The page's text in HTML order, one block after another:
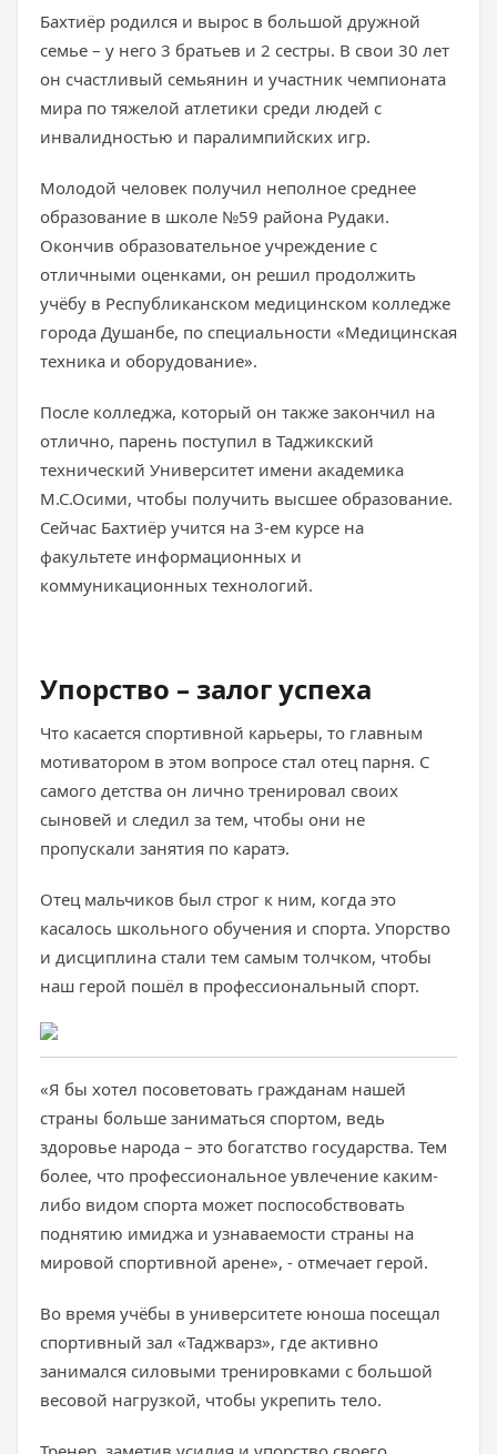
Бахтиёр родился и вырос в большой дружной
семье – у него 3 братьев и 2 сестры. В свои 30 лет
он счастливый семьянин и участник чемпионата
мира по тяжелой атлетики среди людей с
инвалидностью и паралимпийских игр.
Молодой человек получил неполное среднее
образование в школе №59 района Рудаки.
Окончив образовательное учреждение с
отличными оценками, он решил продолжить
учёбу в Республиканском медицинском колледже
города Душанбе, по специальности «Медицинская
техника и оборудование».
После колледжа, который он также закончил на
отлично, парень поступил в Таджикский
технический Университет имени академика
М.С.Осими, чтобы получить высшее образование.
Сейчас Бахтиёр учится на 3-ем курсе на
факультете информационных и
коммуникационных технологий.
Упорство – залог успеха
Что касается спортивной карьеры, то главным
мотиватором в этом вопросе стал отец парня. С
самого детства он лично тренировал своих
сыновей и следил за тем, чтобы они не
пропускали занятия по каратэ.
Отец мальчиков был строг к ним, когда это
касалось школьного обучения и спорта. Упорство
и дисциплина стали тем самым толчком, чтобы
наш герой пошёл в профессиональный спорт.
«Я бы хотел посоветовать гражданам нашей
страны больше заниматься спортом, ведь
здоровье народа – это богатство государства. Тем
более, что профессиональное увлечение каким-
либо видом спорта может поспособствовать
поднятию имиджа и узнаваемости страны на
мировой спортивной арене», - отмечает герой.
Во время учёбы в университете юноша посещал
спортивный зал «Таджварз», где активно
занимался силовыми тренировками с большой
весовой нагрузкой, чтобы укрепить тело.